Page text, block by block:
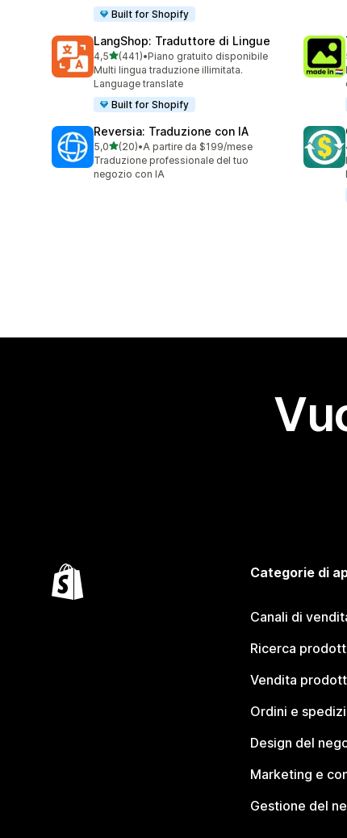
Built for Shopify
LangShop: Traduttore di Lingue
4,5stelle su 5
(441)
441 recensioni totali
•Piano gratuito disponibile
Multi lingua traduzione illimitata.
Language translate
Built for Shopify
Reversia: Traduzione con IA
5,0stelle su 5
(20)
20 recensioni totali
•A partire da $199/mese
Traduzione professionale del tuo
negozio con IA
Categorie di
Canali di
Ricerca
Vendita
Ordini e
Design del
Marketing e
Gestione del